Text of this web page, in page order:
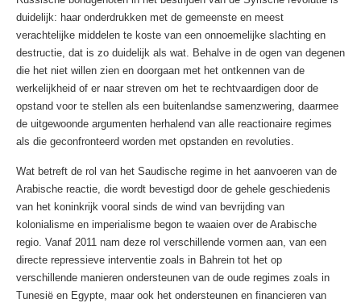
duidelijk: haar onderdrukken met de gemeenste en meest
verachtelijke middelen te koste van een onnoemelijke slachting en
destructie, dat is zo duidelijk als wat. Behalve in de ogen van degenen
die het niet willen zien en doorgaan met het ontkennen van de
werkelijkheid of er naar streven om het te rechtvaardigen door de
opstand voor te stellen als een buitenlandse samenzwering, daarmee
de uitgewoonde argumenten herhalend van alle reactionaire regimes
als die geconfronteerd worden met opstanden en revoluties.
Wat betreft de rol van het Saudische regime in het aanvoeren van de
Arabische reactie, die wordt bevestigd door de gehele geschiedenis
van het koninkrijk vooral sinds de wind van bevrijding van
kolonialisme en imperialisme begon te waaien over de Arabische
regio. Vanaf 2011 nam deze rol verschillende vormen aan, van een
directe repressieve interventie zoals in Bahrein tot het op
verschillende manieren ondersteunen van de oude regimes zoals in
Tunesië en Egypte, maar ook het ondersteunen en financieren van